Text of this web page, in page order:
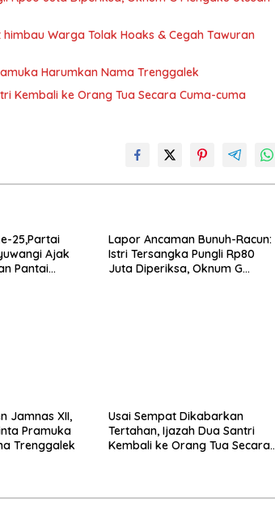
Warga Tolak Hoaks & Cegah Tawuran
Harumkan Nama Trenggalek
Kembali ke Orang Tua Secara Cuma-cuma
25,Partai
Ajak
Pantai
Lapor Ancaman Bunuh-Racun:
Istri Tersangka Pungli Rp80
Juta Diperiksa, Oknum G
Jamnas XII,
Pramuka
Trenggalek
Usai Sempat Dikabarkan
Tertahan, Ijazah Dua Santri
Kembali ke Orang Tua Secara